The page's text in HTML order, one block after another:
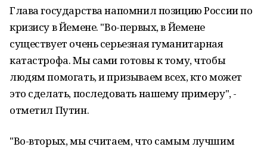
Глава государства напомнил позицию России по
кризису в Йемене. "Во-первых, в Йемене
существует очень серьезная гуманитарная
катастрофа. Мы сами готовы к тому, чтобы
людям помогать, и призываем всех, кто может
это сделать, последовать нашему примеру", -
отметил Путин.
"Во-вторых, мы считаем, что самым лучшим